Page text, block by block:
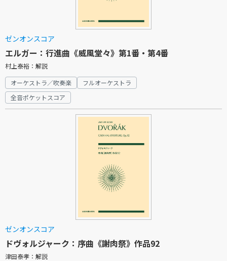
ゼンオンスコア
エルガー：行進曲《威風堂々》第1番・第4番
村上泰裕：解説
オーケストラ／吹奏楽
フルオーケストラ
全音ポケットスコア
ゼンオンスコア
ドヴォルジャーク：序曲《謝肉祭》作品92
津田泰孝：解説